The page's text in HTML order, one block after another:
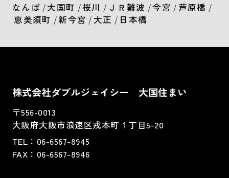
なんば /大国町 /桜川 / ＪＲ難波 /今宮 / 芦原橋 /
恵美須町 /新今宮 / 大正 / 日本橋
株式会社ダブルジェイシー 大国住まい
〒556-0013
大阪府大阪市浪速区戎本町１丁目5-20
TEL： 06-6567-8945
FAX：06-6567-8946